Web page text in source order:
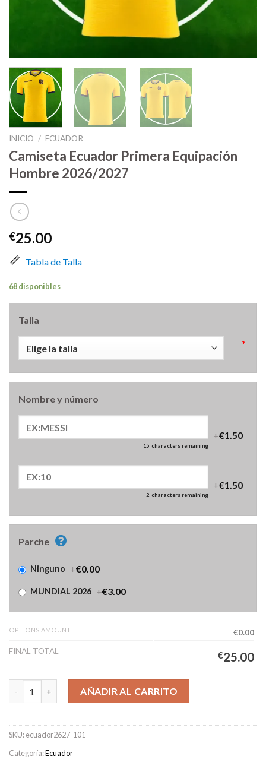
INICIO / ECUADOR
Camiseta Ecuador Primera Equipación
Hombre 2026/2027
€25.00
Tabla de Talla
68 disponibles
Talla
*
Nombre y número
15 characters remaining
+€1.50
2 characters remaining
+€1.50
Parche
Ninguno +€0.00
MUNDIAL 2026 +€3.00
OPTIONS AMOUNT
€0.00
FINAL TOTAL
€25.00
Camiseta Ecuador Primera Equipación Hombre 2026/2027
AÑADIR AL CARRITO
SKU:ecuador2627-101
Categoría:Ecuador